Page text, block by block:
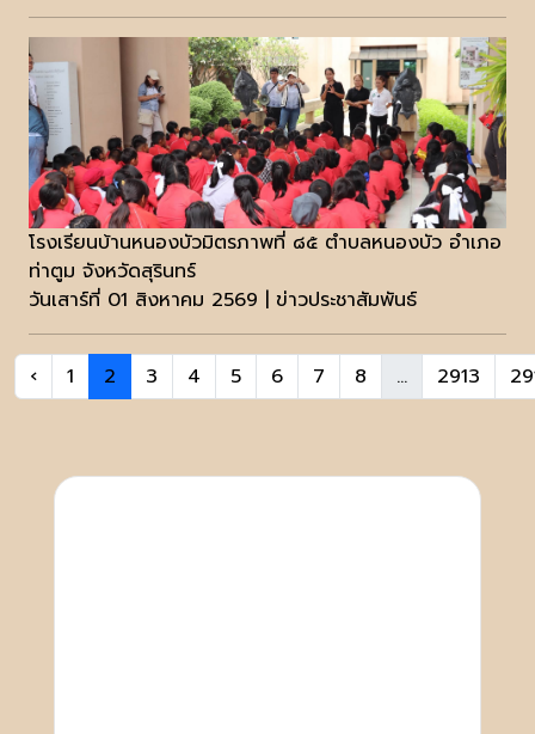
โรงเรียนบ้านหนองบัวมิตรภาพที่ ๘๕ ตำบลหนองบัว อำเภอ
ท่าตูม จังหวัดสุรินทร์
วันเสาร์ที่ 01 สิงหาคม 2569 | ข่าวประชาสัมพันธ์
‹ 1 2 3 4 5 6 7 8 ... 2913